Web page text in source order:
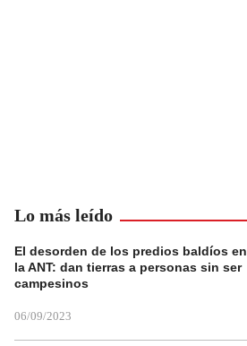
Lo más leído
El desorden de los predios baldíos en
la ANT: dan tierras a personas sin ser
campesinos
06/09/2023